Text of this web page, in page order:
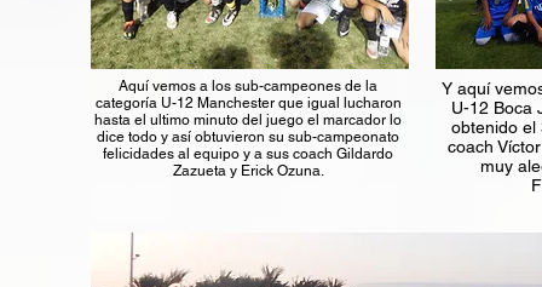
Aquí vemos a los sub-campeones de la
categoría U-12 Manchester que igual lucharon
hasta el ultimo minuto del juego el marcador lo
dice todo y así obtuvieron su sub-campeonato
felicidades al equipo y a sus coach Gildardo
Zazueta y Erick Ozuna.
Y aquí
U-12 Boca
obtenido el
coach
muy